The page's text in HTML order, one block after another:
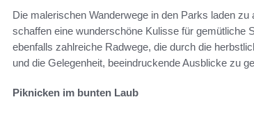
Die malerischen Wanderwege in den Parks laden
schaffen eine wunderschöne Kulisse für gemütliche
ebenfalls zahlreiche Radwege, die durch die
und die Gelegenheit, beeindruckende Ausblicke zu
Piknicken im bunten Laub